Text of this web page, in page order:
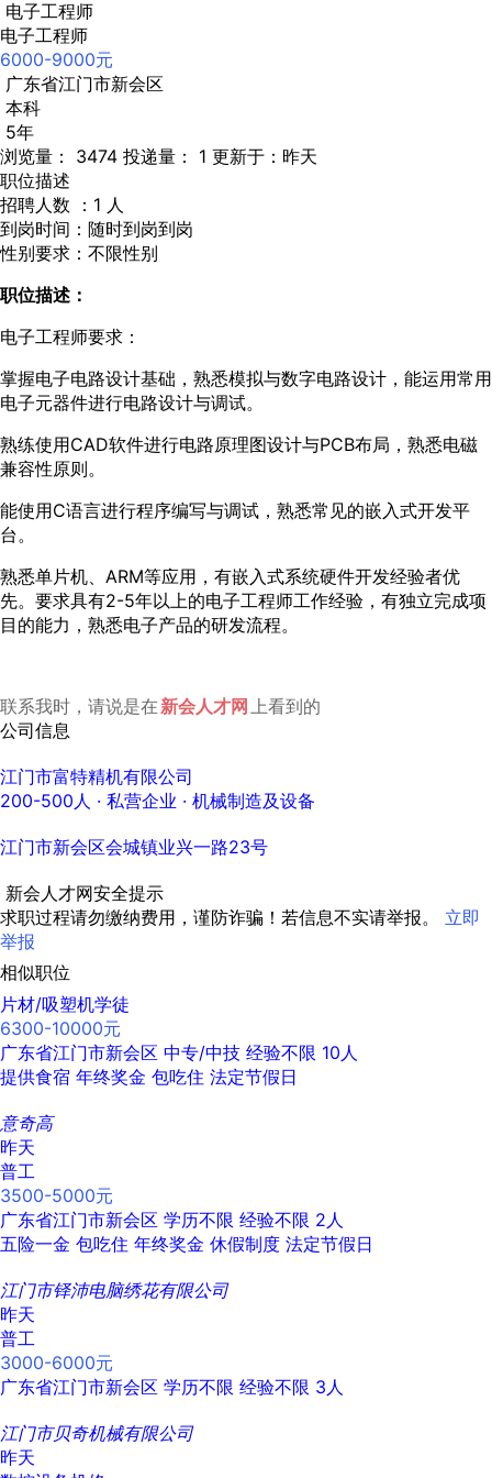
电子工程师
电子工程师
6000-9000元
广东省江门市新会区
本科
5年
浏览量： 3474 投递量： 1 更新于：昨天
职位描述
招聘人数 ：1 人
到岗时间：随时到岗到岗
性别要求：不限性别
职位描述：
电子工程师要求：
掌握电子电路设计基础，熟悉模拟与数字电路设计，能运用常用
电子元器件进行电路设计与调试。
熟练使用CAD软件进行电路原理图设计与PCB布局，熟悉电磁
兼容性原则。
能使用C语言进行程序编写与调试，熟悉常见的嵌入式开发平
台。
熟悉单片机、ARM等应用，有嵌入式系统硬件开发经验者优
先。要求具有2-5年以上的电子工程师工作经验，有独立完成项
目的能力，熟悉电子产品的研发流程。
联系我时，请说是在新会人才网 上看到的
公司信息
江门市富特精机有限公司
200-500人 · 私营企业 · 机械制造及设备
江门市新会区会城镇业兴一路23号
新会人才网安全提示
求职过程请勿缴纳费用，谨防诈骗！若信息不实请举报。 立即
举报
相似职位
片材/吸塑机学徒
6300-10000元
广东省江门市新会区 中专/中技 经验不限 10人
提供食宿 年终奖金 包吃住 法定节假日
意奇高
昨天
普工
3500-5000元
广东省江门市新会区 学历不限 经验不限 2人
五险一金 包吃住 年终奖金 休假制度 法定节假日
江门市铎沛电脑绣花有限公司
昨天
普工
3000-6000元
广东省江门市新会区 学历不限 经验不限 3人
江门市贝奇机械有限公司
昨天